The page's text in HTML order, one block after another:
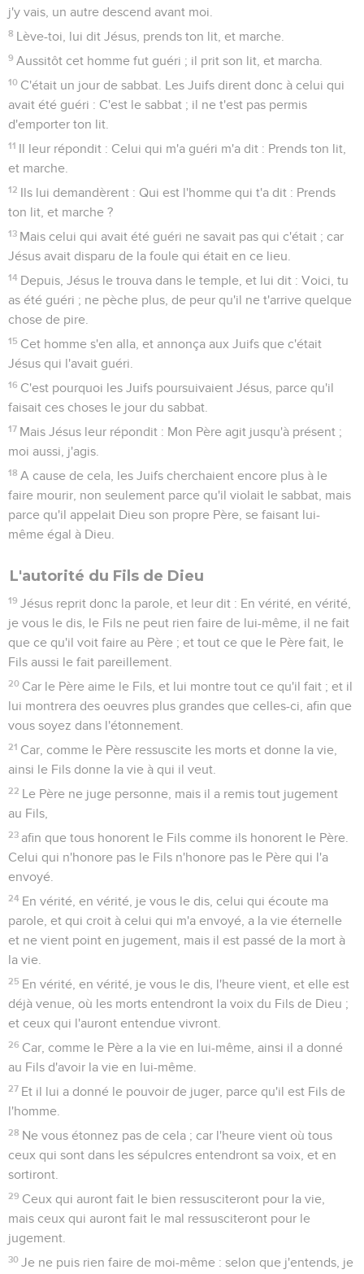
j'y vais, un autre descend avant moi.
8 Lève-toi, lui dit Jésus, prends ton lit, et marche.
9 Aussitôt cet homme fut guéri ; il prit son lit, et marcha.
10 C'était un jour de sabbat. Les Juifs dirent donc à celui qui
avait été guéri : C'est le sabbat ; il ne t'est pas permis
d'emporter ton lit.
11 Il leur répondit : Celui qui m'a guéri m'a dit : Prends ton lit,
et marche.
12 Ils lui demandèrent : Qui est l'homme qui t'a dit : Prends
ton lit, et marche ?
13 Mais celui qui avait été guéri ne savait pas qui c'était ; car
Jésus avait disparu de la foule qui était en ce lieu.
14 Depuis, Jésus le trouva dans le temple, et lui dit : Voici, tu
as été guéri ; ne pèche plus, de peur qu'il ne t'arrive quelque
chose de pire.
15 Cet homme s'en alla, et annonça aux Juifs que c'était
Jésus qui l'avait guéri.
16 C'est pourquoi les Juifs poursuivaient Jésus, parce qu'il
faisait ces choses le jour du sabbat.
17 Mais Jésus leur répondit : Mon Père agit jusqu'à présent ;
moi aussi, j'agis.
18 A cause de cela, les Juifs cherchaient encore plus à le
faire mourir, non seulement parce qu'il violait le sabbat, mais
parce qu'il appelait Dieu son propre Père, se faisant lui-
même égal à Dieu.
L'autorité du Fils de Dieu
19 Jésus reprit donc la parole, et leur dit : En vérité, en vérité,
je vous le dis, le Fils ne peut rien faire de lui-même, il ne fait
que ce qu'il voit faire au Père ; et tout ce que le Père fait, le
Fils aussi le fait pareillement.
20 Car le Père aime le Fils, et lui montre tout ce qu'il fait ; et il
lui montrera des oeuvres plus grandes que celles-ci, afin que
vous soyez dans l'étonnement.
21 Car, comme le Père ressuscite les morts et donne la vie,
ainsi le Fils donne la vie à qui il veut.
22 Le Père ne juge personne, mais il a remis tout jugement
au Fils,
23 afin que tous honorent le Fils comme ils honorent le Père.
Celui qui n'honore pas le Fils n'honore pas le Père qui l'a
envoyé.
24 En vérité, en vérité, je vous le dis, celui qui écoute ma
parole, et qui croit à celui qui m'a envoyé, a la vie éternelle
et ne vient point en jugement, mais il est passé de la mort à
la vie.
25 En vérité, en vérité, je vous le dis, l'heure vient, et elle est
déjà venue, où les morts entendront la voix du Fils de Dieu ;
et ceux qui l'auront entendue vivront.
26 Car, comme le Père a la vie en lui-même, ainsi il a donné
au Fils d'avoir la vie en lui-même.
27 Et il lui a donné le pouvoir de juger, parce qu'il est Fils de
l'homme.
28 Ne vous étonnez pas de cela ; car l'heure vient où tous
ceux qui sont dans les sépulcres entendront sa voix, et en
sortiront.
29 Ceux qui auront fait le bien ressusciteront pour la vie,
mais ceux qui auront fait le mal ressusciteront pour le
jugement.
30 Je ne puis rien faire de moi-même : selon que j'entends, je